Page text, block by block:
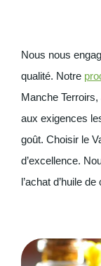
Nous nous
qualité. Notre
Manche
aux exigences
goût. Choisir le
d’excellence.
l’achat d’huile